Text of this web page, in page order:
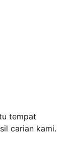
tempat
carian kami.